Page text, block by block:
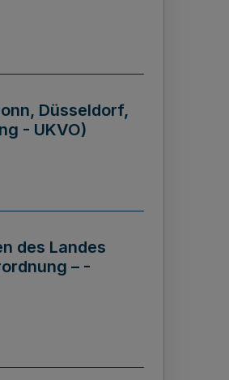
Düsseldorf,
- UKVO)
des Landes
– -